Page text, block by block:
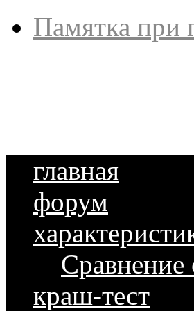
Памятка при
главная
форум
Сравнение
краш-тест